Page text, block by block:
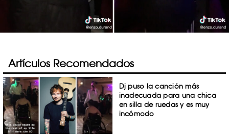
Artículos Recomendados
Dj puso la canción más
inadecuada para una chica
en silla de ruedas y es muy
incómodo